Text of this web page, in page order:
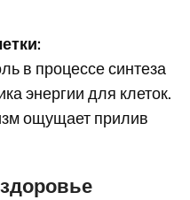
в процессе синтеза
энергии для клеток.
ощущает прилив